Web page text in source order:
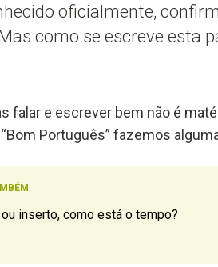
oficialmente,
como se escreve esta
falar e escrever bem não é
Português” fazemos
inserto, como está o tempo?